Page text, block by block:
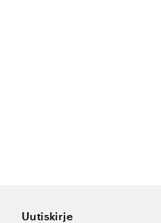
Uutiskirje